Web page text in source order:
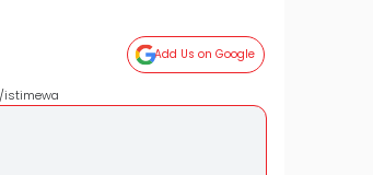
Add Us on Google
istimewa